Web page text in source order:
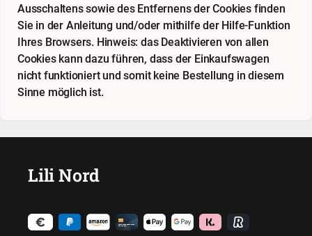
Ausschaltens sowie des Entfernens der Cookies finden
Sie in der Anleitung und/oder mithilfe der Hilfe-Funktion
Ihres Browsers. Hinweis: das Deaktivieren von allen
Cookies kann dazu führen, dass der Einkaufswagen
nicht funktioniert und somit keine Bestellung in diesem
Sinne möglich ist.
Lili Nord